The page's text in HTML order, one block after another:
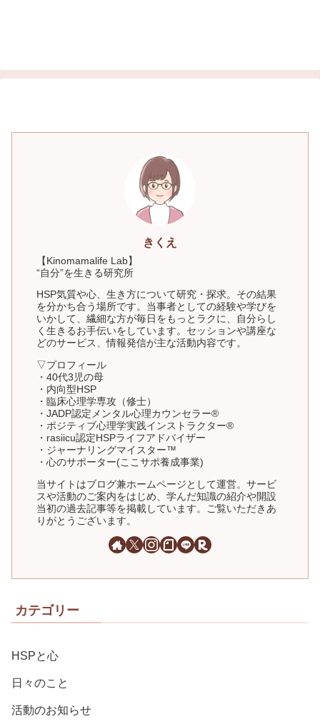
きくえ
【Kinomamalife Lab】
“自分”を生きる研究所
HSP気質や心、生き方について研究・探求。その結果
を分かち合う場所です。当事者としての経験や学びを
いかして、繊細な方が毎日をもっとラクに、自分らし
く生きるお手伝いをしています。セッションや講座な
どのサービス、情報発信が主な活動内容です。
▽プロフィール
・40代3児の母
・内向型HSP
・臨床心理学専攻（修士）
・JADP認定メンタル心理カウンセラー®
・ポジティブ心理学実践インストラクター®
・rasiicu認定HSPライフアドバイザー
・ジャーナリングマイスター™
・心のサポーター(ここサポ養成事業)
当サイトはブログ兼ホームページとして運営。サービ
スや活動のご案内をはじめ、学んだ知識の紹介や開設
当初の過去記事等を掲載しています。ご覧いただきあ
りがとうございます。
カテゴリー
HSPと心
日々のこと
活動のお知らせ